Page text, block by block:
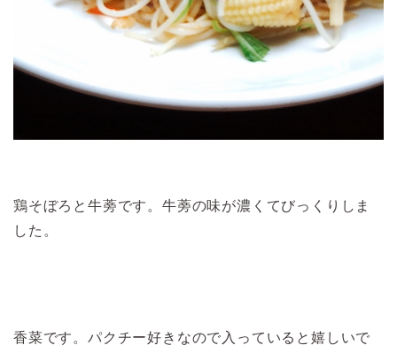
鶏そぼろと牛蒡です。牛蒡の味が濃くてびっくりしま
した。
香菜です。パクチー好きなので入っていると嬉しいで